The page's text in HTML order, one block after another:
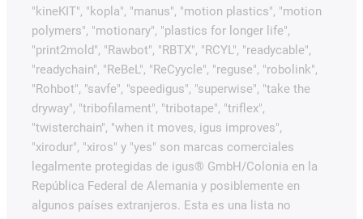
"kineKIT", "kopla", "manus", "motion plastics", "motion
polymers", "motionary", "plastics for longer life",
"print2mold", "Rawbot", "RBTX", "RCYL", "readycable",
"readychain", "ReBeL", "ReCyycle", "reguse", "robolink",
"Rohbot", "savfe", "speedigus", "superwise", "take the
dryway", "tribofilament", "tribotape", "triflex",
"twisterchain", "when it moves, igus improves",
"xirodur", "xiros" y "yes" son marcas comerciales
legalmente protegidas de igus® GmbH/Colonia en la
República Federal de Alemania y posiblemente en
algunos países extranjeros. Esta es una lista no